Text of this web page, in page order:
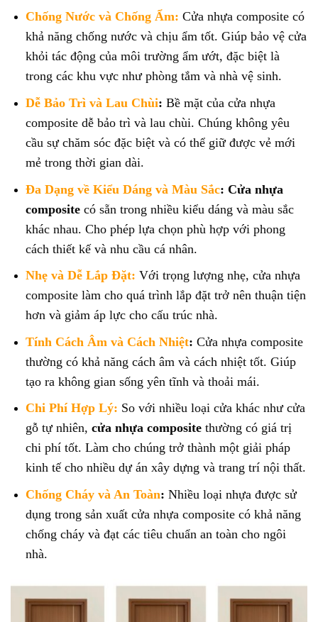
Chống Nước và Chống Ẩm: Cửa nhựa composite có
khả năng chống nước và chịu ẩm tốt. Giúp bảo vệ cửa
khỏi tác động của môi trường ẩm ướt, đặc biệt là
trong các khu vực như phòng tắm và nhà vệ sinh.
Dễ Bảo Trì và Lau Chùi: Bề mặt của cửa nhựa
composite dễ bảo trì và lau chùi. Chúng không yêu
cầu sự chăm sóc đặc biệt và có thể giữ được vẻ mới
mẻ trong thời gian dài.
Đa Dạng về Kiểu Dáng và Màu Sắc: Cửa nhựa
compositecó sẵn trong nhiều kiểu dáng và màu sắc
khác nhau. Cho phép lựa chọn phù hợp với phong
cách thiết kế và nhu cầu cá nhân.
Nhẹ và Dễ Lắp Đặt: Với trọng lượng nhẹ, cửa nhựa
composite làm cho quá trình lắp đặt trở nên thuận tiện
hơn và giảm áp lực cho cấu trúc nhà.
Tính Cách Âm và Cách Nhiệt: Cửa nhựa composite
thường có khả năng cách âm và cách nhiệt tốt. Giúp
tạo ra không gian sống yên tĩnh và thoải mái.
Chi Phí Hợp Lý: So với nhiều loại cửa khác như cửa
gỗ tự nhiên, cửa nhựa compositethường có giá trị
chi phí tốt. Làm cho chúng trở thành một giải pháp
kinh tế cho nhiều dự án xây dựng và trang trí nội thất.
Chống Cháy và An Toàn: Nhiều loại nhựa được sử
dụng trong sản xuất cửa nhựa composite có khả năng
chống cháy và đạt các tiêu chuẩn an toàn cho ngôi
nhà.